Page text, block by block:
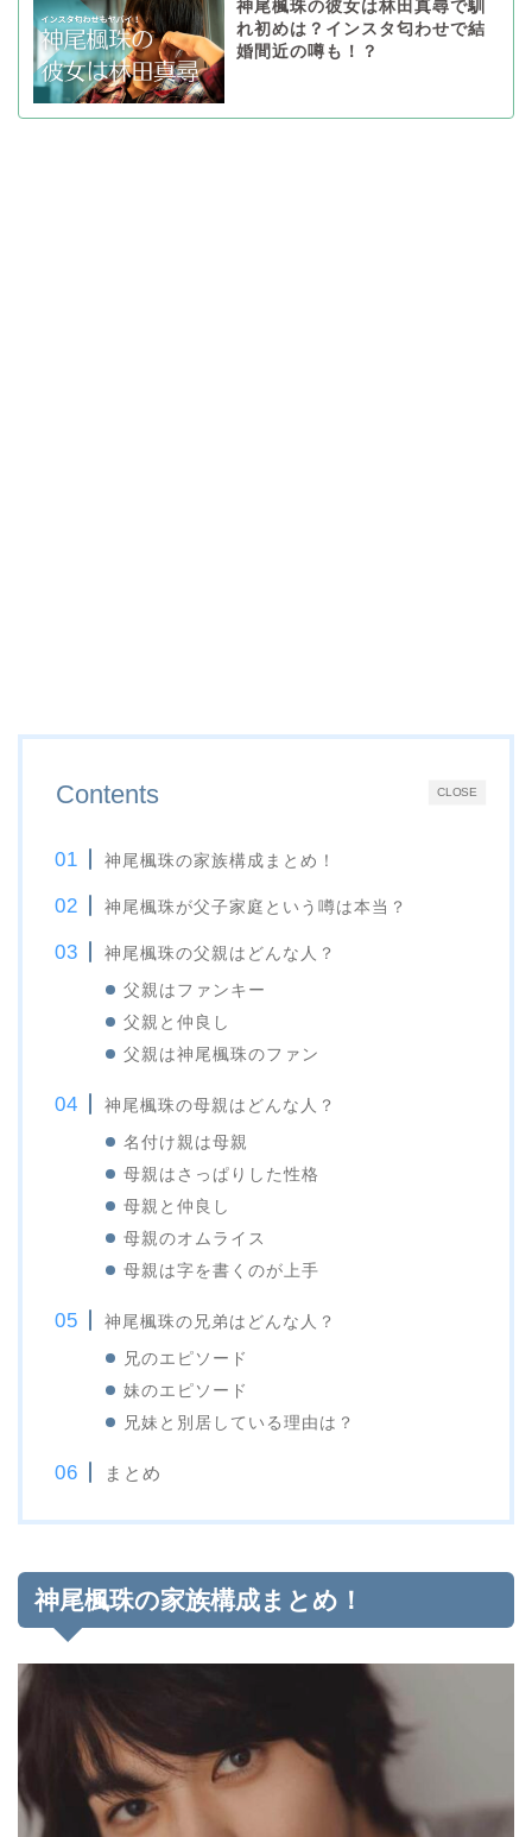
神尾楓珠の彼女は林田真尋で馴
れ初めは？インスタ匂わせで結
婚間近の噂も！？
CLOSE
Contents
神尾楓珠の家族構成まとめ！
神尾楓珠が父子家庭という噂は本当？
神尾楓珠の父親はどんな人？
父親はファンキー
父親と仲良し
父親は神尾楓珠のファン
神尾楓珠の母親はどんな人？
名付け親は母親
母親はさっぱりした性格
母親と仲良し
母親のオムライス
母親は字を書くのが上手
神尾楓珠の兄弟はどんな人？
兄のエピソード
妹のエピソード
兄妹と別居している理由は？
まとめ
神尾楓珠の家族構成まとめ！